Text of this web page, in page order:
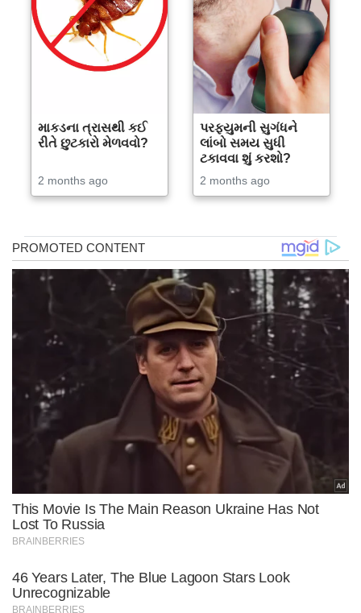
માકડના ત્રાસથી કઈ
રીતે છુટકારો મેળવવો?
2 months ago
પરફ્યુમની સુગંધને
લાંબો સમય સુધી
ટકાવવા શું કરશો?
2 months ago